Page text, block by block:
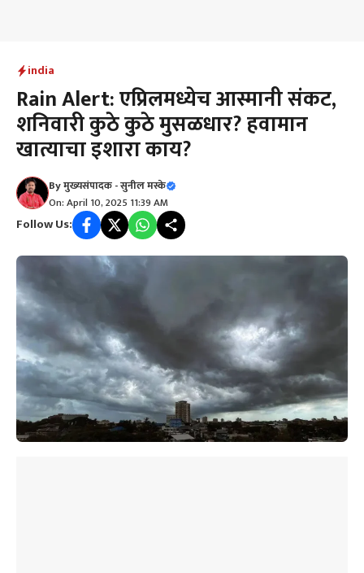
india
Rain Alert: एप्रिलमध्येच आस्मानी संकट,
शनिवारी कुठे कुठे मुसळधार? हवामान
खात्याचा इशारा काय?
Byमुख्यसंपादक - सुनील मस्के
On: April 10, 2025 11:39 AM
Follow Us: